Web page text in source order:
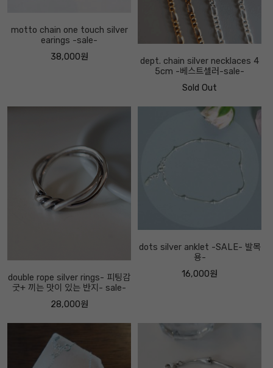
motto chain one touch silver
earings -sale-
38,000원
dept. chain silver necklaces 4
5cm -베스트셀러-sale-
Sold Out
double rope silver rings- 피팅감
굿+ 끼는 맛이 있는 반지- sale-
28,000원
dots silver anklet -SALE- 발목
용-
16,000원